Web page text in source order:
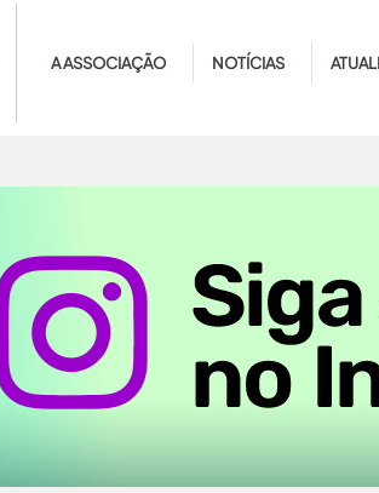
A ASSOCIAÇÃO NOTÍCIAS